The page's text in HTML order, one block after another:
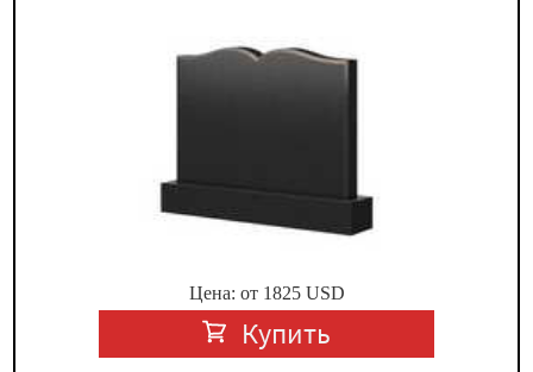
Цена: от 1825USD
Купить